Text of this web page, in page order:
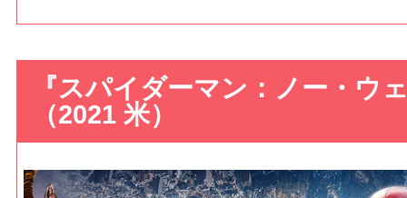
『スパイダーマン：ノー・ウ
（2021 米）